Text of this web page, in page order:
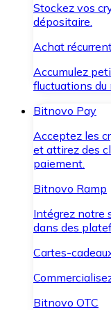
Stockez vos
dépositaire.
Achat
Accumulez
fluctuations du
Bitnovo Pay
Acceptez les
et attirez des
paiement.
Bitnovo Ramp
Intégrez notre
dans des
Cartes-
Bitnovo OTC